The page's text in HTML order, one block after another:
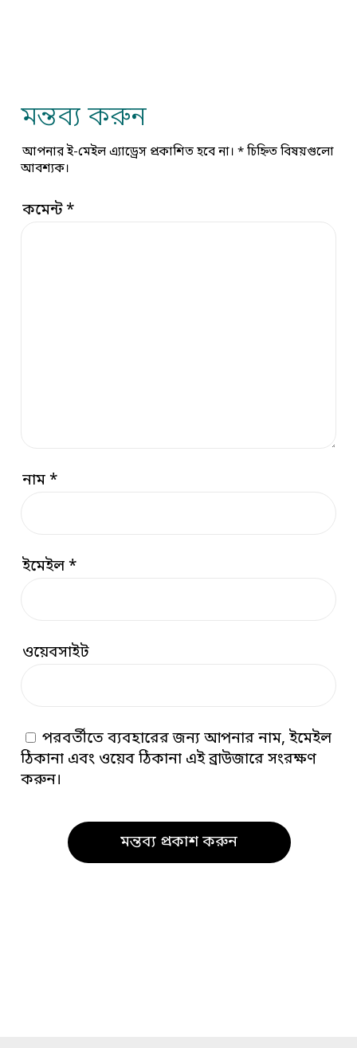
মন্তব্য করুন
আপনার ই-মেইল এ্যাড্রেস প্রকাশিত হবে না। *চিহ্নিত বিষয়গুলো
আবশ্যক।
কমেন্ট*
নাম*
ইমেইল*
ওয়েবসাইট
পরবর্তীতে ব্যবহারের জন্য আপনার নাম, ইমেইল
ঠিকানা এবং ওয়েব ঠিকানা এই ব্রাউজারে সংরক্ষণ
করুন।